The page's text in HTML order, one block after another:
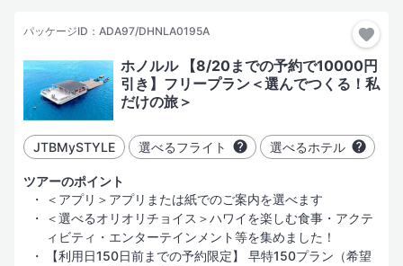
なることがある
（Bグレード）
「安心して宿泊できかつコストパフォーマンスの高い」ホテル
（Cグレード）
学生向けのツアーや、激安・格安と言われるツアーなどで使用す
る経済的なホテル
価格優先型のサービス・施設内容
（Eグレード）
サービス・施設は効率を重視した最低限の装備
パッケージID：ADA97/DHNLA0195A
ホノルル 【8/20までの予約で10000円
引き】フリープラン＜選んでつくる！私
だけの旅＞
JTBMySTYLE 選べるフライト 選べるホテル
ツアーのポイント
＜アプリ＞アプリまたは紙でのご案内を選べます
＜選べるオリオリチョイス＞ハワイを楽しむ食事・アクテ
ィビティ・エンターテインメント等を集めました！
【利用日150日前までの予約限定】 早特150プラン（希望